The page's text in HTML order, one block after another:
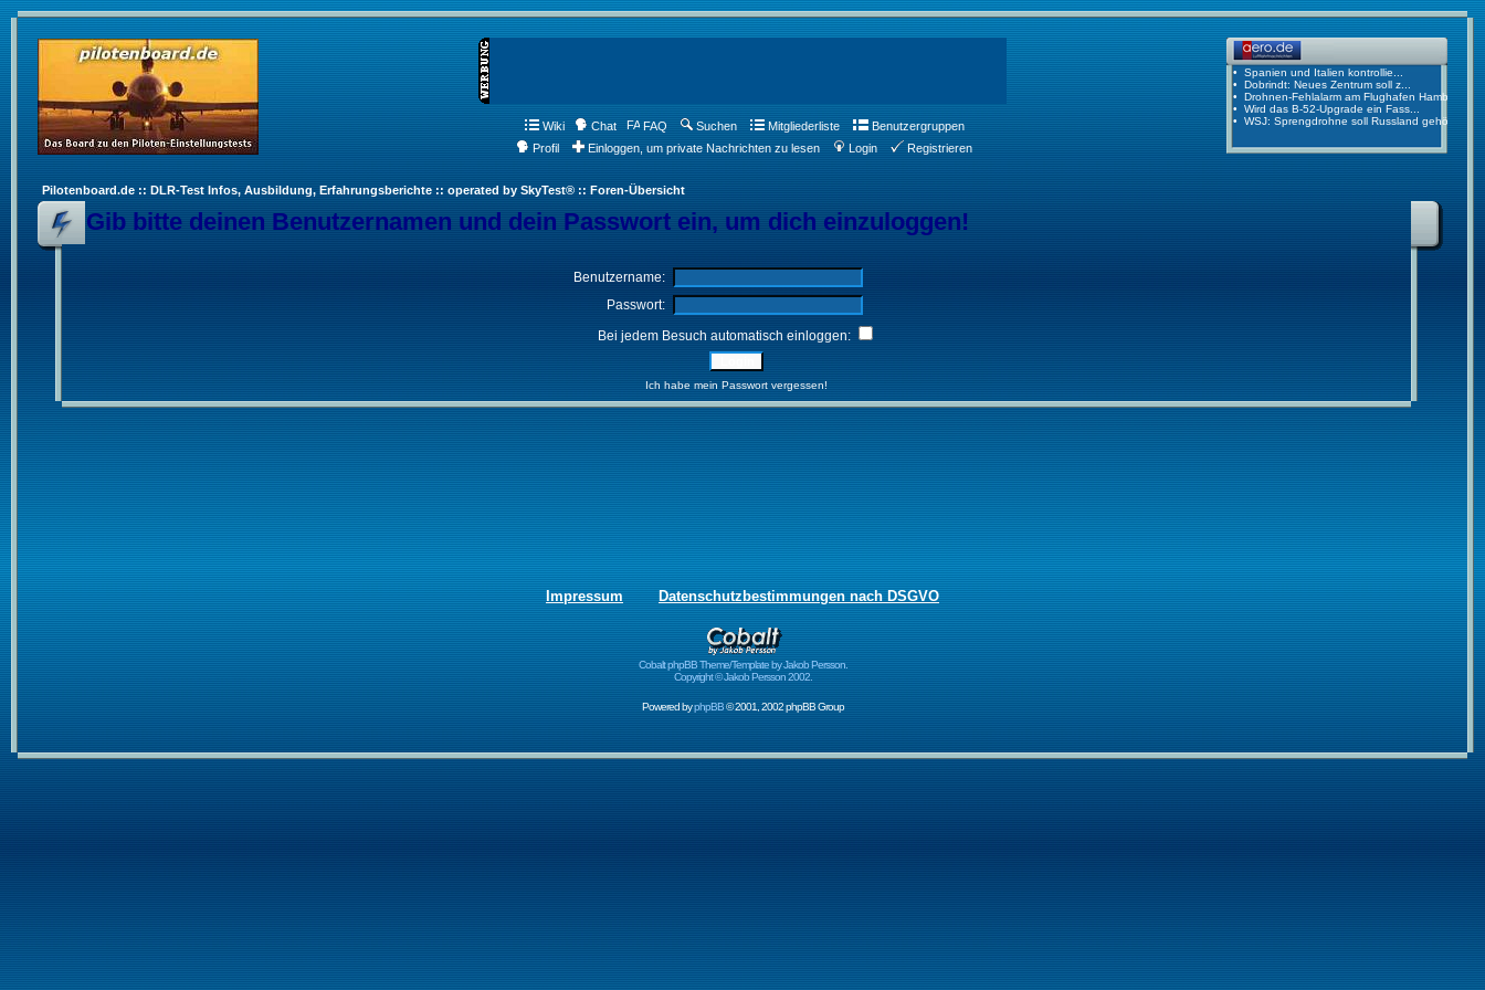
Wiki Chat FAQ Suchen Mitgliederliste
Benutzergruppen
Profil
Einloggen, um private Nachrichten zu lesen Login Registrieren
Pilotenboard.de :: DLR-Test Infos, Ausbildung, Erfahrungsberichte :: operated by SkyTest® :: Foren-Übersicht
Gib bitte deinen Benutzernamen und dein Passwort ein, um dich einzuloggen!
Benutzername:
Passwort:
Bei jedem Besuch automatisch einloggen:
Ich habe mein Passwort vergessen!
Impressum Datenschutzbestimmungen nach DSGVO
Cobalt phpBB Theme/Template by Jakob Persson.
Copyright © Jakob Persson 2002.
Powered byphpBB© 2001, 2002 phpBB Group